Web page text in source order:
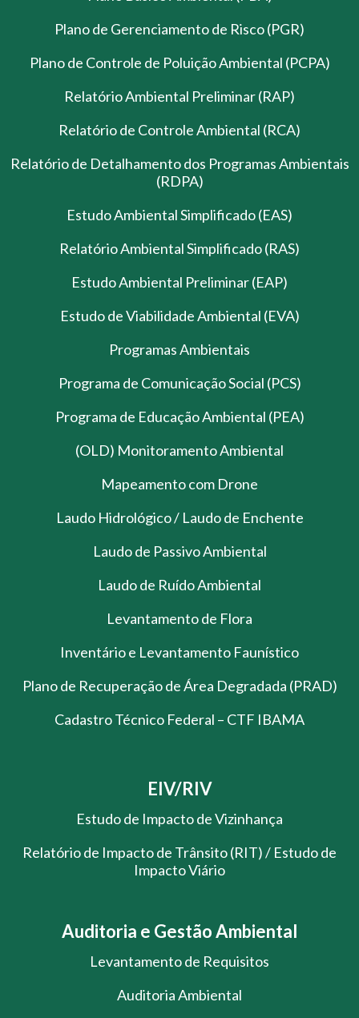
Plano de Gerenciamento de Risco (PGR)
Plano de Controle de Poluição Ambiental (PCPA)
Relatório Ambiental Preliminar (RAP)
Relatório de Controle Ambiental (RCA)
Relatório de Detalhamento dos Programas Ambientais
(RDPA)
Estudo Ambiental Simplificado (EAS)
Relatório Ambiental Simplificado (RAS)
Estudo Ambiental Preliminar (EAP)
Estudo de Viabilidade Ambiental (EVA)
Programas Ambientais
Programa de Comunicação Social (PCS)
Programa de Educação Ambiental (PEA)
(OLD) Monitoramento Ambiental
Mapeamento com Drone
Laudo Hidrológico / Laudo de Enchente
Laudo de Passivo Ambiental
Laudo de Ruído Ambiental
Levantamento de Flora
Inventário e Levantamento Faunístico
Plano de Recuperação de Área Degradada (PRAD)
Cadastro Técnico Federal – CTF IBAMA
EIV/RIV
Estudo de Impacto de Vizinhança
Relatório de Impacto de Trânsito (RIT) / Estudo de
Impacto Viário
Auditoria e Gestão Ambiental
Levantamento de Requisitos
Auditoria Ambiental